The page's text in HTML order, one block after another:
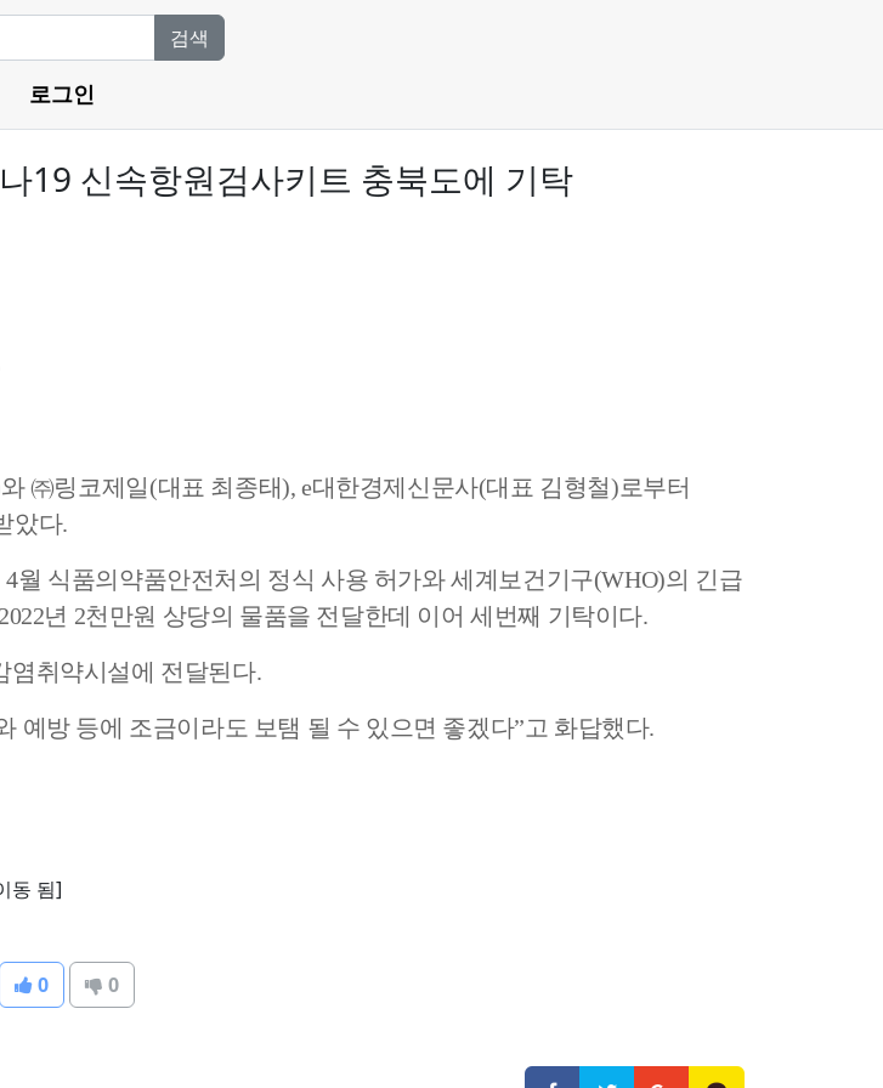
검색
로그인
19 신속항원검사키트 충북도에 기탁
와㈜링코제일(대표 최종태), e대한경제신문사(대표 김형철)로부터
았다.
4월 식품의약품안전처의 정식 사용 허가와 세계보건기구(WHO)의 긴급
년 2천만원 상당의 물품을 전달한데 이어 세번째 기탁이다.
염취약시설에 전달된다.
예방 등에 조금이라도 보탬 될 수 있으면 좋겠다”고 화답했다.
동 됨]
0 0